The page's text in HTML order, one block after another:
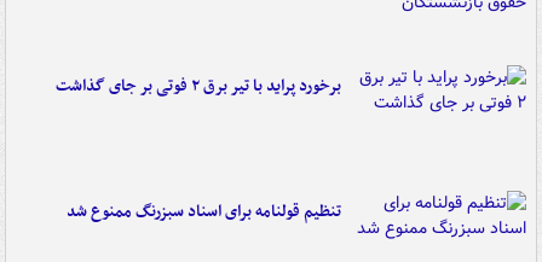
برخورد پراید با تیر برق ۲ فوتی بر جای گذاشت
تنظیم قولنامه برای اسناد سبزرنگ ممنوع شد